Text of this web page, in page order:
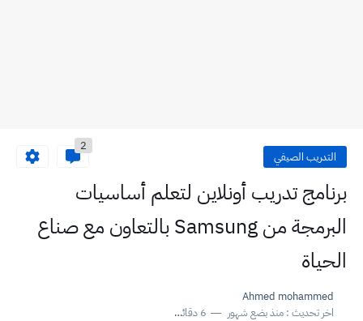
التدريب الصيفي
2
برنامج تدريب أونلاين لتعلم أساسيات
البرمجة من Samsung بالتعاون مع صناع
الحياة
Ahmed mohammed
اخر تحديث :منذ بضع شهور 6 دقائق للقراءة